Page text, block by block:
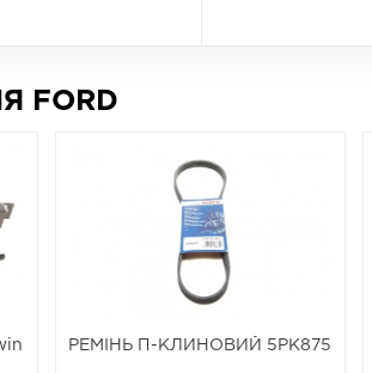
FORD
РЕМІНЬ П-КЛИНОВИЙ 5PK875